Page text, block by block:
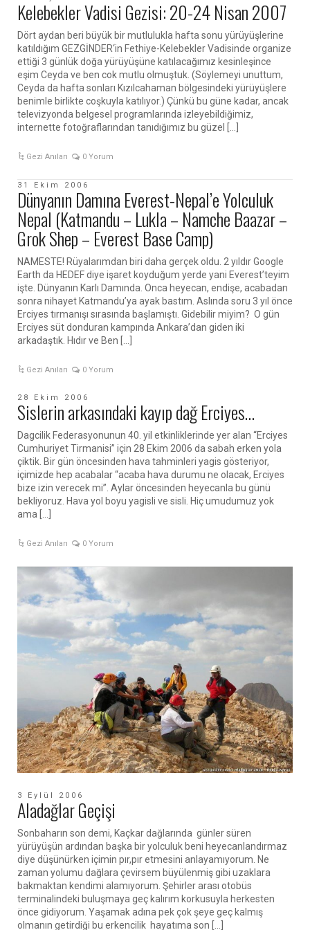
Kelebekler Vadisi Gezisi: 20-24 Nisan 2007
Dört aydan beri büyük bir mutlulukla hafta sonu yürüyüşlerine
katıldığım GEZGİNDER‘in Fethiye-Kelebekler Vadisinde organize
ettiği 3 günlük doğa yürüyüşüne katılacağımız kesinleşince
eşim Ceyda ve ben cok mutlu olmuştuk. (Söylemeyi unuttum,
Ceyda da hafta sonları Kızılcahaman bölgesindeki yürüyüşlere
benimle birlikte coşkuyla katılıyor.) Çünkü bu güne kadar, ancak
televizyonda belgesel programlarında izleyebildiğimiz,
internette fotoğraflarından tanıdığımız bu güzel […]
Gezi Anıları 0 Yorum
31 Ekim 2006
Dünyanın Damına Everest-Nepal’e Yolculuk
Nepal (Katmandu – Lukla – Namche Baazar –
Grok Shep – Everest Base Camp)
NAMESTE! Rüyalarımdan biri daha gerçek oldu. 2 yıldır Google
Earth da HEDEF diye işaret koyduğum yerde yani Everest’teyim
işte. Dünyanın Karlı Damında. Onca heyecan, endişe, acabadan
sonra nihayet Katmandu’ya ayak bastım. Aslında soru 3 yıl önce
Erciyes tırmanışı sırasında başlamıştı. Gidebilir miyim? O gün
Erciyes süt donduran kampında Ankara’dan giden iki
arkadaştık. Hıdır ve Ben […]
Gezi Anıları 0 Yorum
28 Ekim 2006
Sislerin arkasındaki kayıp dağ Erciyes…
Dagcilik Federasyonunun 40. yil etkinliklerinde yer alan “Erciyes
Cumhuriyet Tirmanisi” için 28 Ekim 2006 da sabah erken yola
çiktik. Bir gün öncesinden hava tahminleri yagis gösteriyor,
içimizde hep acabalar “acaba hava durumu ne olacak, Erciyes
bize izin verecek mi”. Aylar öncesinden heyecanla bu günü
bekliyoruz. Hava yol boyu yagisli ve sisli. Hiç umudumuz yok
ama […]
Gezi Anıları 0 Yorum
3 Eylül 2006
Aladağlar Geçişi
Sonbaharın son demi, Kaçkar dağlarında günler süren
yürüyüşün ardından başka bir yolculuk beni heyecanlandırmaz
diye düşünürken içimin pır,pır etmesini anlayamıyorum. Ne
zaman yolumu dağlara çevirsem büyülenmiş gibi uzaklara
bakmaktan kendimi alamıyorum. Şehirler arası otobüs
terminalindeki buluşmaya geç kalırım korkusuyla herkesten
önce gidiyorum. Yaşamak adına pek çok şeye geç kalmış
olmanın getirdiği bu erkencilik hayatıma son […]